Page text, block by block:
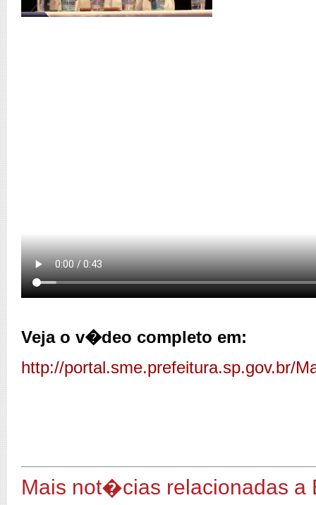
Veja o v�deo completo em:
http://portal.sme.prefeitura.sp.gov.br/
Mais not�cias relacionadas a